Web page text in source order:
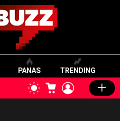
PANAS TRENDING
SWITCH
SKIN
CART LOGIN